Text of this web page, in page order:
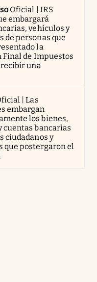
Oficial | IRS
embargará
vehículos y
de personas que
la
Final de Impuestos
recibir una
| Las
embargan
los bienes,
cuentas bancarias
ciudadanos y
que postergaron el